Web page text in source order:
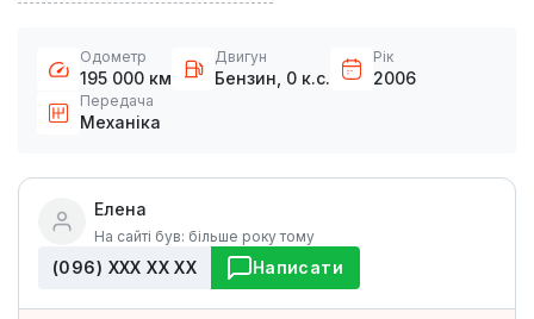
Одометр
195 000 км
Двигун
Бензин, 0 к.с.
Рік
2006
Передача
Механіка
Елена
На сайті був: більше року тому
(096) ХХХ ХХ ХХ Написати